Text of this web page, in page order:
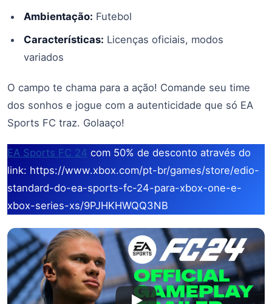
Ambientação: Futebol
Características: Licenças oficiais, modos
variados
O campo te chama para a ação! Comande seu time
dos sonhos e jogue com a autenticidade que só EA
Sports FC traz. Golaaço!
EA Sports FC 24 com 50% de desconto através do
link: https://www.xbox.com/pt-br/games/store/edio-
standard-do-ea-sports-fc-24-para-xbox-one-e-
xbox-series-xs/9PJHKHWQQ3NB